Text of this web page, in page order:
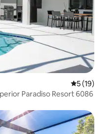
5 de uma
5 (19)
Paradiso Resort 6086